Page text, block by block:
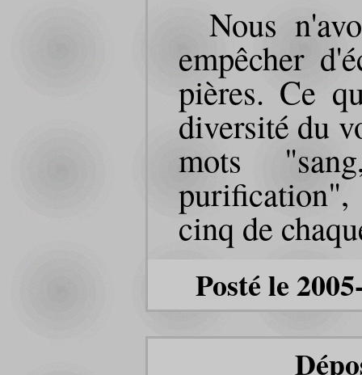
Nous
empêcher
pières. Ce
diversité du
mots
cinq de
Posté le